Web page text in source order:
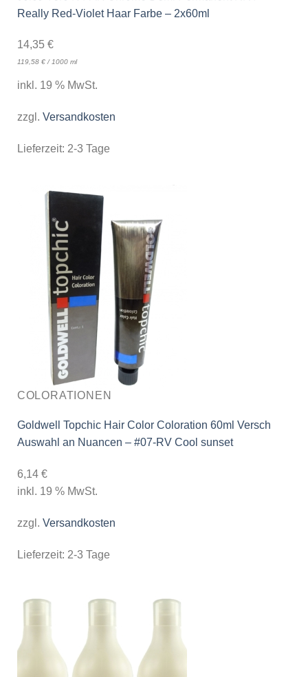
Really Red-Violet Haar Farbe – 2x60ml
14,35 €
119,58 €/1000 ml
inkl. 19 % MwSt.
zzgl. Versandkosten
Lieferzeit: 2-3 Tage
COLORATIONEN
Goldwell Topchic Hair Color Coloration 60ml Versch
Auswahl an Nuancen – #07-RV Cool sunset
6,14 €
inkl. 19 % MwSt.
zzgl. Versandkosten
Lieferzeit: 2-3 Tage